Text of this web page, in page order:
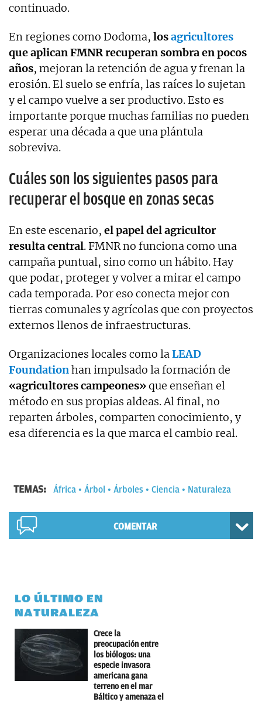
continuado.
En regiones como Dodoma, losagricultores
que aplican FMNR recuperan sombra en pocos
años, mejoran la retención de agua y frenan la
erosión. El suelo se enfría, las raíces lo sujetan
y el campo vuelve a ser productivo. Esto es
importante porque muchas familias no pueden
esperar una década a que una plántula
sobreviva.
Cuáles son los siguientes pasos para
recuperar el bosque en zonas secas
En este escenario, el papel del agricultor
resulta central. FMNR no funciona como una
campaña puntual, sino como un hábito. Hay
que podar, proteger y volver a mirar el campo
cada temporada. Por eso conecta mejor con
tierras comunales y agrícolas que con proyectos
externos llenos de infraestructuras.
Organizaciones locales como laLEAD
Foundationhan impulsado la formación de
«agricultores campeones»que enseñan el
método en sus propias aldeas. Al final, no
reparten árboles, comparten conocimiento, y
esa diferencia es la que marca el cambio real.
TEMAS: África Árbol Árboles Ciencia Naturaleza
COMENTAR
LO ÚLTIMO EN
NATURALEZA
Crece la
preocupación entre
los biólogos: una
especie invasora
americana gana
terreno en el mar
Báltico y amenaza el